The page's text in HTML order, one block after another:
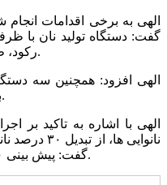
الهی به برخی اقدامات
رکود، طی همین مدت تعمیر و وارد مدار شد.
برای تامین برق کارخانه آرد آماده شد.
نانوایی ها،
گفت: پیش بینی ۳۰ دستگاه دیزل ژنراتور نیز انجام شد.